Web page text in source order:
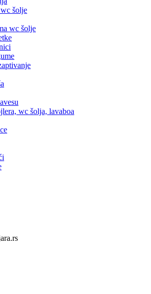
šolje
wc šolje
wc šolja, lavaboa